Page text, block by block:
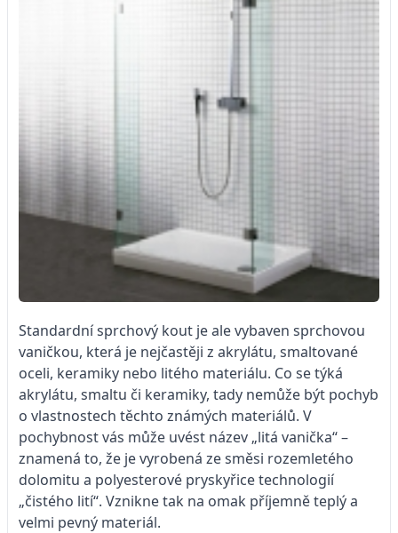
Standardní sprchový kout je ale vybaven sprchovou
vaničkou, která je nejčastěji z akrylátu, smaltované
oceli, keramiky nebo litého materiálu. Co se týká
akrylátu, smaltu či keramiky, tady nemůže být pochyb
o vlastnostech těchto známých materiálů. V
pochybnost vás může uvést název „litá vanička“ –
znamená to, že je vyrobená ze směsi rozemletého
dolomitu a polyesterové pryskyřice technologií
„čistého lití“. Vznikne tak na omak příjemně teplý a
velmi pevný materiál.